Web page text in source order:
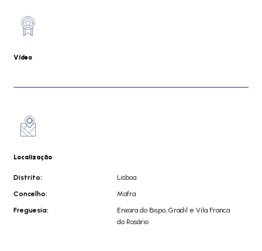
Vídeo
Localização
Distrito:
Lisboa
Concelho:
Mafra
Freguesia:
Enxara do Bispo, Gradil e Vila Franca
do Rosário